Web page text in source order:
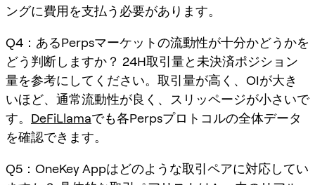
ングに費用を支払う必要があります。
Q4：あるPerpsマーケットの流動性が十分かどうかを
どう判断しますか？ 24H取引量と未決済ポジション
量を参考にしてください。取引量が高く、OIが大き
いほど、通常流動性が良く、スリッページが小さいで
す。 DeFiLlamaでも各Perpsプロトコルの全体データ
を確認できます。
Q5：OneKey Appはどのような取引ペアに対応してい